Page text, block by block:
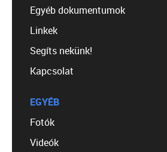
Egyéb dokumentumok
Linkek
Segíts nekünk!
Kapcsolat
EGYÉB
Fotók
Videók